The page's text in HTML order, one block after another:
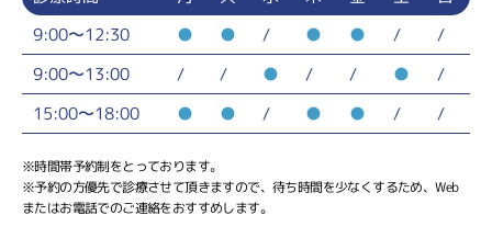
9:00〜12:30
● ● / ● ● /
/
9:00〜13:00
/ / ● / / ●
/
15:00〜18:00
● ● / ● ● / /
※時間帯予約制をとっております。
※予約の方優先で診療させて頂きますので、待ち時間を少なくするため、Web
またはお電話でのご連絡をおすすめします。